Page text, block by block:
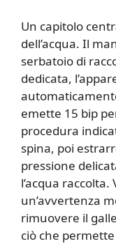
Un capitolo
dell’acqua. Il
serbatoio di
dedicata,
emette 15 bip
procedura
spina, poi
pressione
l’acqua
un’avvertenza
rimuovere il
ciò che